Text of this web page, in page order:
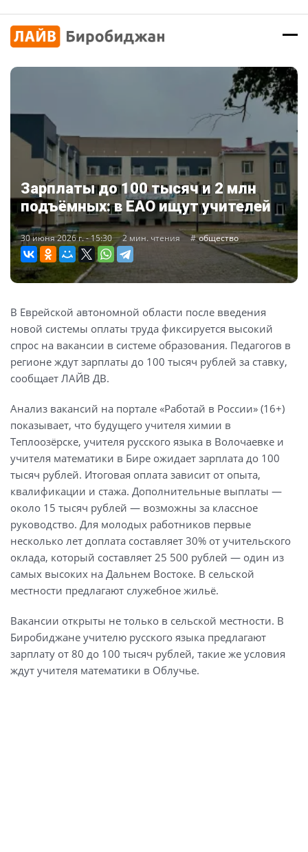
Зарплаты до 100 тысяч и 2 млн
подъёмных: в ЕАО ищут учителей
30 июня 2026 г. - 15:30 2 мин. чтения общество
В Еврейской автономной области после введения
новой системы оплаты труда фиксируется высокий
спрос на вакансии в системе образования. Педагогов в
регионе ждут зарплаты до 100 тысяч рублей за ставку,
сообщает ЛАЙВ ДВ.
Анализ вакансий на портале «Работай в России» (16+)
показывает, что будущего учителя химии в
Теплоозёрске, учителя русского языка в Волочаевке и
учителя математики в Бире ожидает зарплата до 100
тысяч рублей. Итоговая оплата зависит от опыта,
квалификации и стажа. Дополнительные выплаты —
около 15 тысяч рублей — возможны за классное
руководство. Для молодых работников первые
несколько лет доплата составляет 30% от учительского
оклада, который составляет 25 500 рублей — один из
самых высоких на Дальнем Востоке. В сельской
местности предлагают служебное жильё.
Вакансии открыты не только в сельской местности. В
Биробиджане учителю русского языка предлагают
зарплату от 80 до 100 тысяч рублей, такие же условия
ждут учителя математики в Облучье.